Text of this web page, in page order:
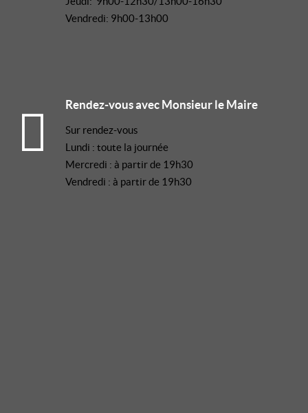
Vendredi: 9h00-13h00
Rendez-vous avec Monsieur le Maire
Sur rendez-vous
Lundi : toute la journée
Mercredi : à partir de 19h30
Vendredi : à partir de 19h30